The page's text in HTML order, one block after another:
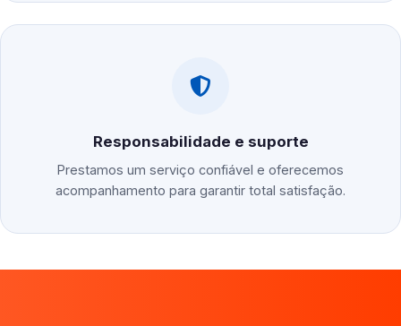
Responsabilidade e suporte
Prestamos um serviço confiável e oferecemos
acompanhamento para garantir total satisfação.